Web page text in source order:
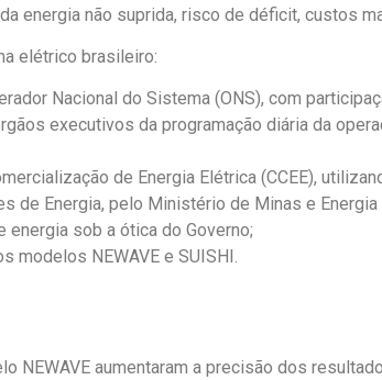
energia não suprida, risco de déficit, custos
elétrico brasileiro:
Nacional do Sistema (ONS), com
executivos da programação diária da
de Energia Elétrica (CCEE),
de Energia, pelo Ministério de Minas e
sob a ótica do Governo;
modelos NEWAVE e SUISHI.
aumentaram a precisão dos